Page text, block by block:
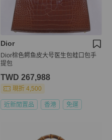
Dior
Dior棕色鳄鱼皮大号医生包蛙口包手
提包
TWD 267,988
現折 4,500
近新閒置品 香港 免運